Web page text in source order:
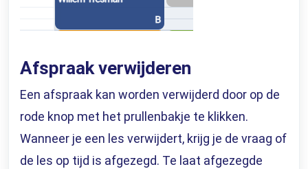
Afspraak verwijderen
Een afspraak kan worden verwijderd door op de
rode knop met het prullenbakje te klikken.
Wanneer je een les verwijdert, krijg je de vraag of
de les op tijd is afgezegd. Te laat afgezegde